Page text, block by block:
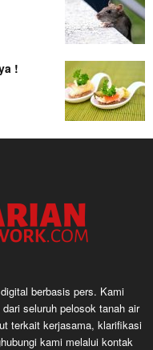
!
berbasis pers. Kami
seluruh pelosok tanah air
terkait kerjasama, klarifikasi
kami melalui kontak